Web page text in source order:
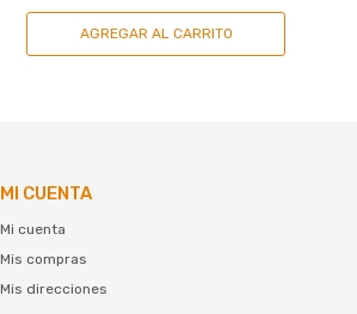
MI CUENTA
Mi cuenta
Mis compras
Mis direcciones